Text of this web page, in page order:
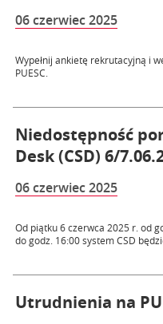
06 czerwiec 2025
Wypełnij ankietę rekrutacyjną i
PUESC.
Niedostępność
Desk (CSD) 6/
06 czerwiec 2025
Od piątku 6 czerwca 2025 r. od
do godz. 16:00 system CSD
Utrudnienia na